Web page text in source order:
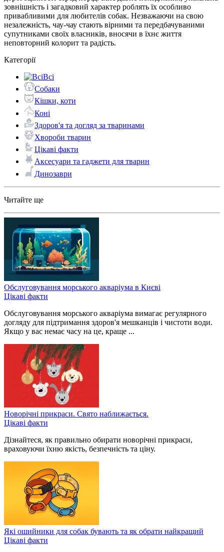
зовнішність і загадковий характер роблять їх особливо
привабливими для любителів собак. Незважаючи на свою
незалежність, чау-чау стають вірними та передбачуваними
супутниками своїх власників, вносячи в їхнє життя
неповторний колорит та радість.
Категорії
Всі
Собаки
Кішки, коти
Коні
Здоров'я та догляд за тваринами
Хвороби тварин
Цікаві факти
Аксесуари та гаджети для тварин
Динозаври
Читайте ще
Обслуговування морського акваріума в Києві
Цікаві факти
Обслуговування морського акваріума вимагає регулярного
догляду для підтримання здоров'я мешканців і чистоти води.
Якщо у вас немає часу на це, краще ...
Новорічні прикраси. Свято наближається.
Цікаві факти
Дізнайтеся, як правильно обирати новорічні прикраси,
враховуючи їхню якість, безпечність та ціну.
Які ошийники для собак бувають та як обрати найкращий
Цікаві факти